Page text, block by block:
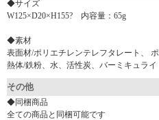
◆サイズ
W125×D20×H155? 内容量：65g
◆素材
表面材/ポリエチレンテレフタレート、
熱体/鉄粉、水、活性炭、バーミキュラ
その他
◆同梱商品
全ての商品と同梱可能です